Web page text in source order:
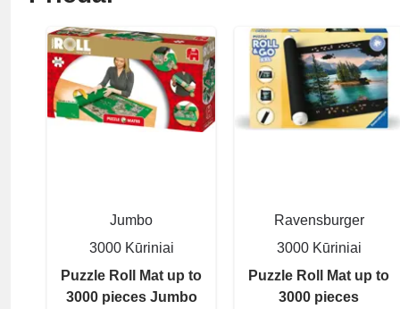
Jumbo
3000 Kūriniai
Puzzle Roll Mat up to
3000 pieces Jumbo
Ravensburger
3000 Kūriniai
Puzzle Roll Mat up to
3000 pieces